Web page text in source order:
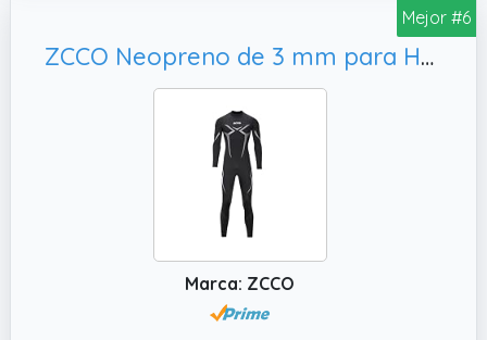
atrapada.
✔️ PROTECCIÓN TOTAL CONTRA EL CALOR Y
calidad de 3 mm de grosor, este traje de
buceo largo ofrece un excelente aislamiento
térmico para todo el cuerpo. Minimiza el
intercambio de agua y te mantiene caliente
en temperaturas del agua entre 15 °C y 20 °C.
máxima libertad de movimiento. Rodilleras
Mejor #6
ZCCO Neopreno de 3 mm para Hombre, Pesca Submarina L
Marca: ZCCO